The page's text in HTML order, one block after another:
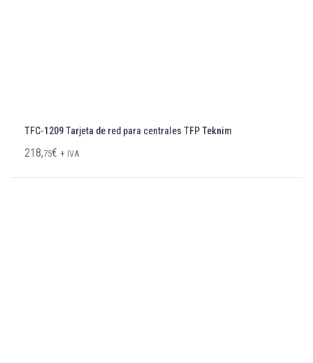
TFC-1209 Tarjeta de red para centrales TFP Teknim
218,75€ + IVA